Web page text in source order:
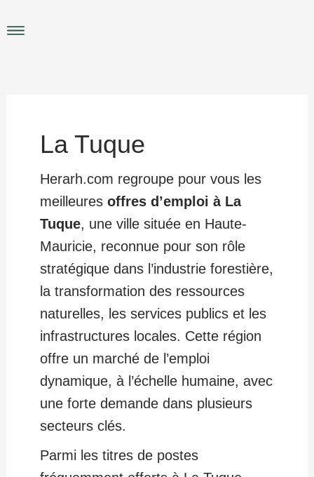
auMain
La Tuque
Herarh.com regroupe pour vous les
meilleures offres d’emploi à La
Tuque, une ville située en Haute-
Mauricie, reconnue pour son rôle
stratégique dans l’industrie forestière,
la transformation des ressources
naturelles, les services publics et les
infrastructures locales. Cette région
offre un marché de l’emploi
dynamique, à l’échelle humaine, avec
une forte demande dans plusieurs
secteurs clés.
Parmi les titres de postes